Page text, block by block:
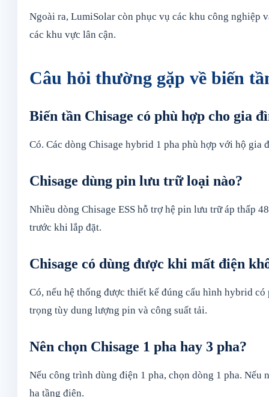
Ngoài ra, LumiSolar còn phục vụ các khu công nghiệp
các khu vực lân cận.
Câu hỏi thường gặp về biến
Biến tần Chisage có phù hợp cho gia
Có. Các dòng Chisage hybrid 1 pha phù hợp với hộ
Chisage dùng pin lưu trữ loại nào?
Nhiều dòng Chisage ESS hỗ trợ hệ pin lưu trữ áp thấp
trước khi lắp đặt.
Chisage có dùng được khi mất điện
Có, nếu hệ thống được thiết kế đúng cấu hình hybrid
trọng tùy dung lượng pin và công suất tải.
Nên chọn Chisage 1 pha hay 3 pha?
Nếu công trình dùng điện 1 pha, chọn dòng 1 pha.
hạ tầng điện.